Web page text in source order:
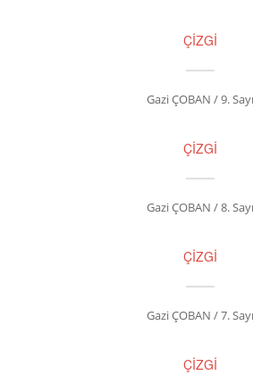
ÇİZGİ
Gazi ÇOBAN / 9. Sayı
ÇİZGİ
Gazi ÇOBAN / 8. Sayı
ÇİZGİ
Gazi ÇOBAN / 7. Sayı
ÇİZGİ